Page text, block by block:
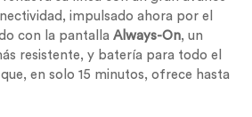
impulsado ahora por el
con la pantalla Always-On, un
resistente, y batería para todo el
en solo 15 minutos, ofrece hasta